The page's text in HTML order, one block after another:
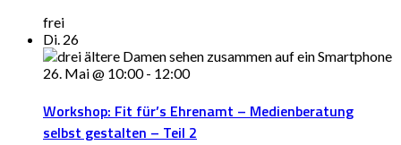
frei
Di. 26
26. Mai @ 10:00- 12:00
Workshop: Fit für’s Ehrenamt – Medienberatung
selbst gestalten – Teil 2